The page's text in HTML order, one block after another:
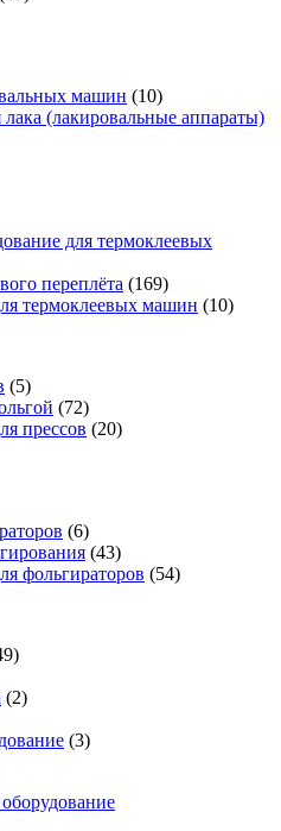
машин (10)
(лакировальные аппараты)
для термоклеевых
переплёта (169)
термоклеевых машин (10)
(5)
(72)
прессов (20)
(6)
(43)
фольгираторов (54)
(2)
(3)